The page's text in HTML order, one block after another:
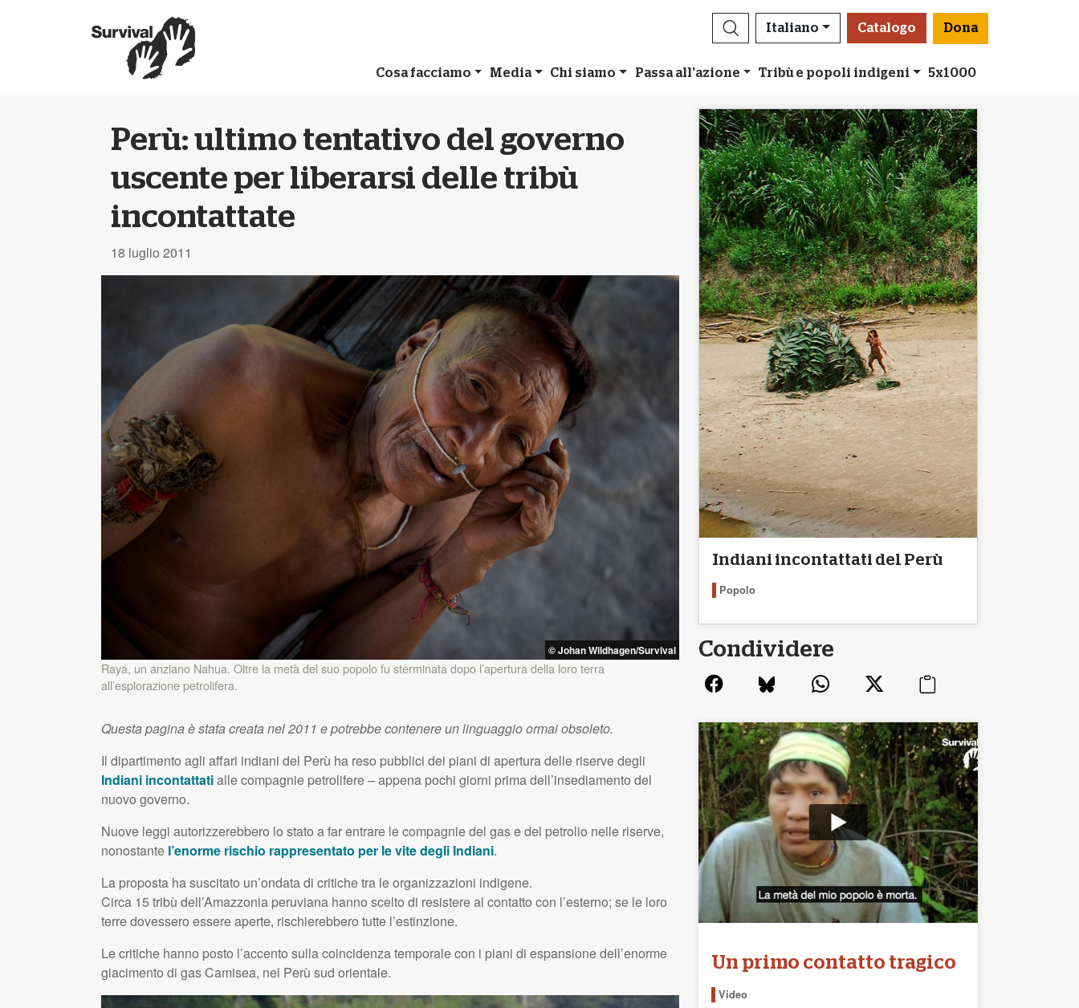
Italiano Catalogo Dona
Cosa facciamo Media Chi siamo Passa all'azione Tribù e popoli indigeni 5x1000
Perù: ultimo tentativo del governo
uscente per liberarsi delle tribù
incontattate
18 luglio 2011
© Johan Wildhagen/Survival
Raya, un anziano Nahua. Oltre la metà del suo popolo fu sterminata dopo l’apertura della loro terra
all’esplorazione petrolifera.
Questa pagina è stata creata nel 2011 e potrebbe contenere un linguaggio ormai obsoleto.
Il dipartimento agli affari indiani del Perù ha reso pubblici dei piani di apertura delle riserve degli
Indiani incontattatialle compagnie petrolifere – appena pochi giorni prima dell’insediamento del
nuovo governo.
Nuove leggi autorizzerebbero lo stato a far entrare le compagnie del gas e del petrolio nelle riserve,
nonostante l’enorme rischio rappresentato per le vite degli Indiani.
La proposta ha suscitato un’ondata di critiche tra le organizzazioni indigene.
Circa 15 tribù dell’Amazzonia peruviana hanno scelto di resistere al contatto con l’esterno; se le loro
terre dovessero essere aperte, rischierebbero tutte l’estinzione.
Le critiche hanno posto l’accento sulla coincidenza temporale con i piani di espansione dell’enorme
giacimento di gas Camisea, nel Perù sud orientale.
Indiani incontattati del Perù
Popolo
Condividere
Un primo contatto tragico
Video